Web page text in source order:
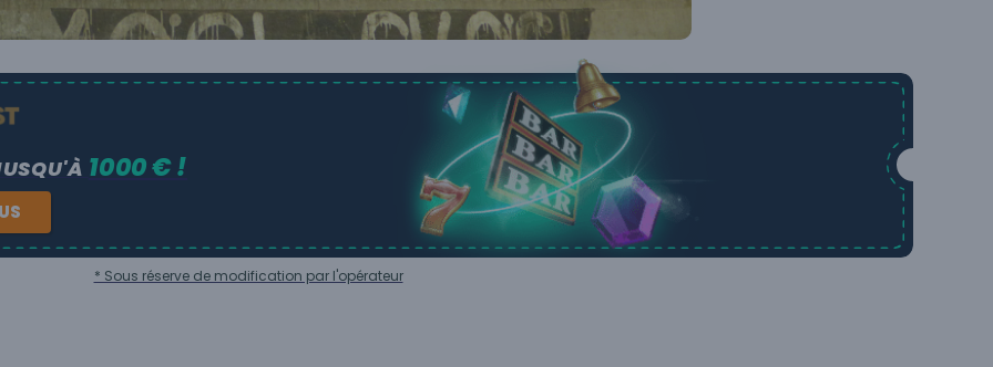
1000 € !
* Sous réserve de modification par l'opérateur